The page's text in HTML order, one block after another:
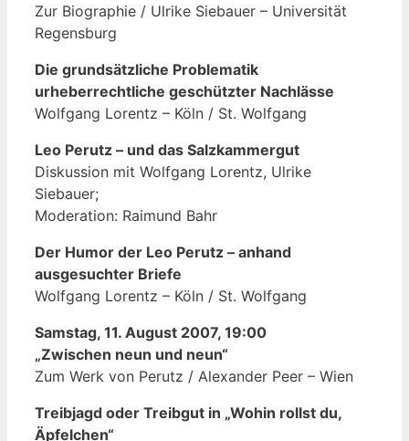
Zur Biographie / Ulrike Siebauer – Universität
Regensburg
Die grundsätzliche Problematik
urheberrechtliche geschützter Nachlässe
Wolfgang Lorentz – Köln / St. Wolfgang
Leo Perutz – und das Salzkammergut
Diskussion mit Wolfgang Lorentz, Ulrike
Siebauer;
Moderation: Raimund Bahr
Der Humor der Leo Perutz – anhand
ausgesuchter Briefe
Wolfgang Lorentz – Köln / St. Wolfgang
Samstag, 11. August 2007, 19:00
„Zwischen neun und neun“
Zum Werk von Perutz / Alexander Peer – Wien
Treibjagd oder Treibgut in „Wohin rollst du,
Äpfelchen“